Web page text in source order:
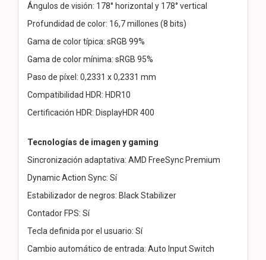
Ángulos de visión: 178° horizontal y 178° vertical
Profundidad de color: 16,7 millones (8 bits)
Gama de color típica: sRGB 99%
Gama de color mínima: sRGB 95%
Paso de píxel: 0,2331 x 0,2331 mm
Compatibilidad HDR: HDR10
Certificación HDR: DisplayHDR 400
Tecnologías de imagen y gaming
Sincronización adaptativa: AMD FreeSync Premium
Dynamic Action Sync: Sí
Estabilizador de negros: Black Stabilizer
Contador FPS: Sí
Tecla definida por el usuario: Sí
Cambio automático de entrada: Auto Input Switch